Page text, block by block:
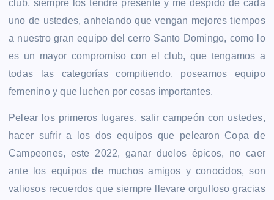
club, siempre los tendré presente y me despido de cada
uno de ustedes, anhelando que vengan mejores tiempos
a nuestro gran equipo del cerro Santo Domingo, como lo
es un mayor compromiso con el club, que tengamos a
todas las categorías compitiendo, poseamos equipo
femenino y que luchen por cosas importantes.
Pelear los primeros lugares, salir campeón con ustedes,
hacer sufrir a los dos equipos que pelearon Copa de
Campeones, este 2022, ganar duelos épicos, no caer
ante los equipos de muchos amigos y conocidos, son
valiosos recuerdos que siempre llevare orgulloso gracias